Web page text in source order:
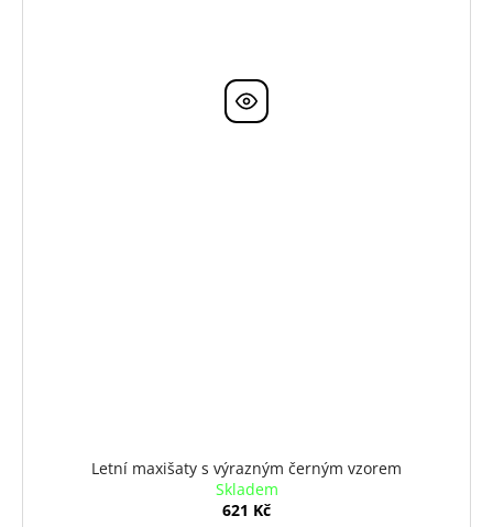
Letní maxišaty s výrazným černým vzorem
Skladem
621 Kč